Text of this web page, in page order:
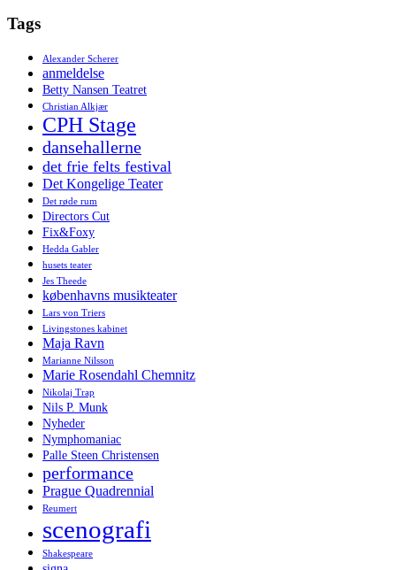
Tags
Alexander Scherer
anmeldelse
Betty Nansen Teatret
Christian Alkjær
CPH Stage
dansehallerne
det frie felts festival
Det Kongelige Teater
Det røde rum
Directors Cut
Fix&Foxy
Hedda Gabler
husets teater
Jes Theede
københavns musikteater
Lars von Triers
Livingstones kabinet
Maja Ravn
Marianne Nilsson
Marie Rosendahl Chemnitz
Nikolaj Trap
Nils P. Munk
Nyheder
Nymphomaniac
Palle Steen Christensen
performance
Prague Quadrennial
Reumert
scenografi
Shakespeare